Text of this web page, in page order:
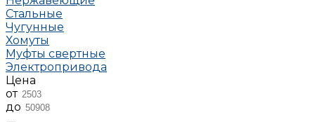
Стальные
Чугунные
Хомуты
Муфты свертные
Электропривода
Цена
от
до